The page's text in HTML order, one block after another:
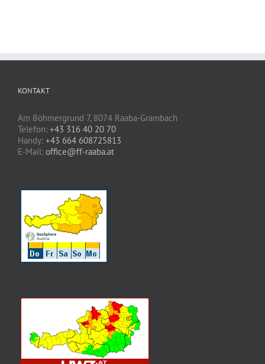
KONTAKT
Am Böhmergrund 7, 8074 Raaba-Grambach
Telefon: +43 316 40 20 70
Handy: +43 664 608725813
E-Mail: office@ff-raaba.at